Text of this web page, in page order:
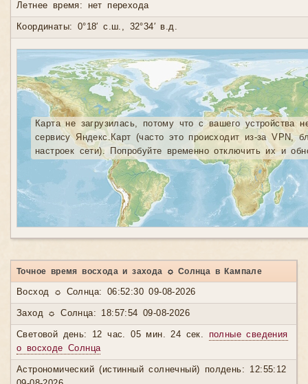
Летнее время: нет перехода
Координаты: 0°18′ с.ш., 32°34′ в.д.
Карта не загрузилась, потому что с вашего устройства
сервису Яндекс.Карт (часто это происходит из-за VPN,
настроек сети). Попробуйте временно отключить их и
Точное время восхода и захода ☼ Солнца в Кампале
Восход ☼ Солнца: 06:52:30 09-08-2026
Заход ☼ Солнца: 18:57:54 09-08-2026
Световой день: 12 час. 05 мин. 24 сек. полные сведения
о восходе Солнца
Астрономический (истинный солнечный) полдень: 12:55:12